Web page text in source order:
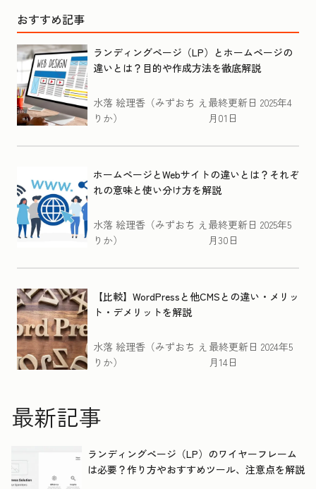
おすすめ記事
ランディングページ（LP）とホームページの
違いとは？目的や作成方法を徹底解説
水落 絵理香（みずおち え
りか）
最終更新日 2025年4
月01日
ホームページとWebサイトの違いとは？それぞ
れの意味と使い分け方を解説
水落 絵理香（みずおち え
りか）
最終更新日 2025年5
月30日
【比較】WordPressと他CMSとの違い・メリッ
ト・デメリットを解説
水落 絵理香（みずおち え
りか）
最終更新日 2024年5
月14日
最新記事
ランディングページ（LP）のワイヤーフレーム
は必要？作り方やおすすめツール、注意点を解説